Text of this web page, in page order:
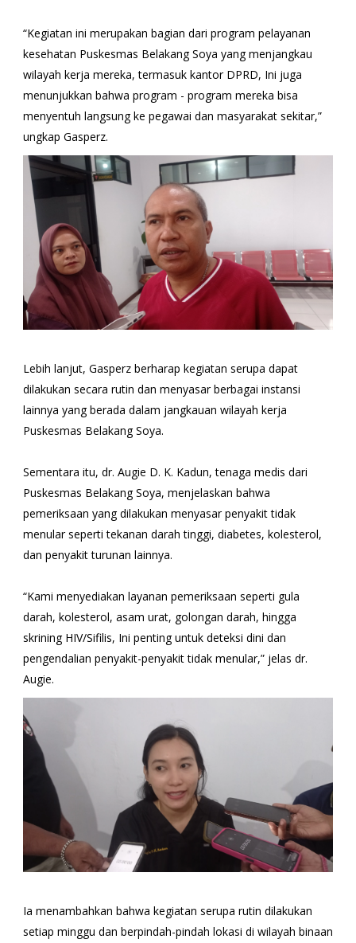
“Kegiatan ini merupakan bagian dari program pelayanan
kesehatan Puskesmas Belakang Soya yang menjangkau
wilayah kerja mereka, termasuk kantor DPRD, Ini juga
menunjukkan bahwa program - program mereka bisa
menyentuh langsung ke pegawai dan masyarakat sekitar,”
ungkap Gasperz.
Lebih lanjut, Gasperz berharap kegiatan serupa dapat
dilakukan secara rutin dan menyasar berbagai instansi
lainnya yang berada dalam jangkauan wilayah kerja
Puskesmas Belakang Soya.
Sementara itu, dr. Augie D. K. Kadun, tenaga medis dari
Puskesmas Belakang Soya, menjelaskan bahwa
pemeriksaan yang dilakukan menyasar penyakit tidak
menular seperti tekanan darah tinggi, diabetes, kolesterol,
dan penyakit turunan lainnya.
“Kami menyediakan layanan pemeriksaan seperti gula
darah, kolesterol, asam urat, golongan darah, hingga
skrining HIV/Sifilis, Ini penting untuk deteksi dini dan
pengendalian penyakit-penyakit tidak menular,” jelas dr.
Augie.
Ia menambahkan bahwa kegiatan serupa rutin dilakukan
setiap minggu dan berpindah-pindah lokasi di wilayah binaan